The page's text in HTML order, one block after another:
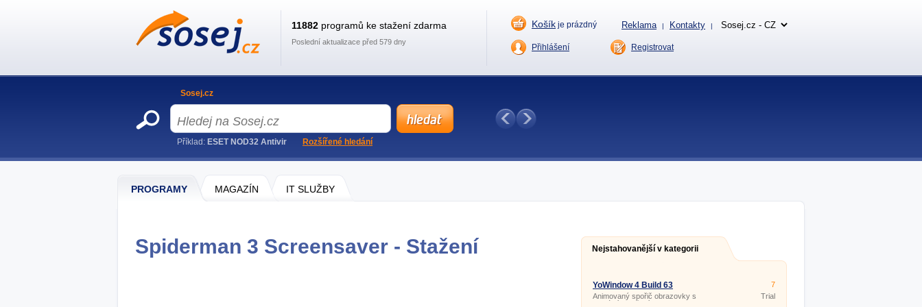
PROGRAMY MAGAZÍN IT SLUŽBY
Spiderman 3 Screensaver - Stažení Nejstahovanější v kategorii
YoWindow 4 Build 63
Animovaný spořič obrazovky s
aktuálním počasím.
7
Trial
11882 programů ke stažení zdarma
Poslední aktualizace před 579 dny
Košík je prázdný Reklama | Kontakty |
Přihlášení Registrovat
Sosej.cz
Příklad: ESET NOD32 Antivir Rozšířené hledání